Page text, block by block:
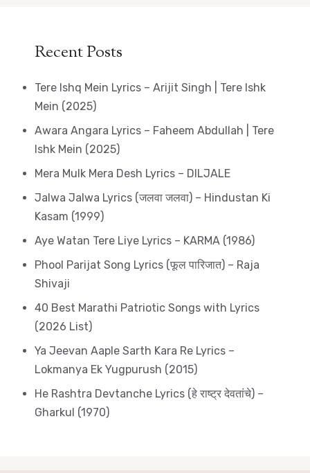
Recent Posts
Tere Ishq Mein Lyrics – Arijit Singh | Tere Ishk
Mein (2025)
Awara Angara Lyrics – Faheem Abdullah | Tere
Ishk Mein (2025)
Mera Mulk Mera Desh Lyrics – DILJALE
Jalwa Jalwa Lyrics (जलवा जलवा) – Hindustan Ki
Kasam (1999)
Aye Watan Tere Liye Lyrics – KARMA (1986)
Phool Parijat Song Lyrics (फूल पारिजात) – Raja
Shivaji
40 Best Marathi Patriotic Songs with Lyrics
(2026 List)
Ya Jeevan Aaple Sarth Kara Re Lyrics –
Lokmanya Ek Yugpurush (2015)
He Rashtra Devtanche Lyrics (हे राष्ट्र देवतांचे) –
Gharkul (1970)